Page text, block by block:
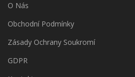
O Nás
Obchodní Podmínky
Zásady Ochrany Soukromí
GDPR